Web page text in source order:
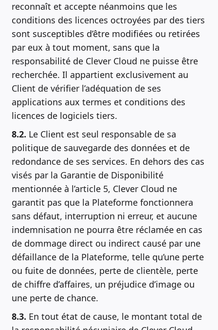
reconnaît et accepte néanmoins que les
conditions des licences octroyées par des tiers
sont susceptibles d’être modifiées ou retirées
par eux à tout moment, sans que la
responsabilité de Clever Cloud ne puisse être
recherchée. Il appartient exclusivement au
Client de vérifier l’adéquation de ses
applications aux termes et conditions des
licences de logiciels tiers.
8.2. Le Client est seul responsable de sa
politique de sauvegarde des données et de
redondance de ses services. En dehors des cas
visés par la Garantie de Disponibilité
mentionnée à l’article 5, Clever Cloud ne
garantit pas que la Plateforme fonctionnera
sans défaut, interruption ni erreur, et aucune
indemnisation ne pourra être réclamée en cas
de dommage direct ou indirect causé par une
défaillance de la Plateforme, telle qu’une perte
ou fuite de données, perte de clientèle, perte
de chiffre d’affaires, un préjudice d’image ou
une perte de chance.
8.3. En tout état de cause, le montant total de